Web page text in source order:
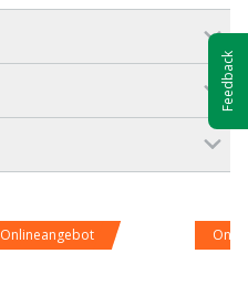
Onlineangebot
Feedback